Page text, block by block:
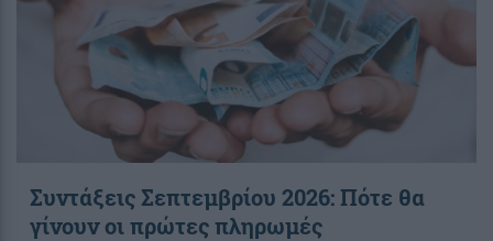
Συντάξεις Σεπτεμβρίου 2026: Πότε θα
γίνουν οι πρώτες πληρωμές